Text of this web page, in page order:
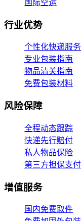
国际空运
行业优势
个性化快递服务
专业包装指南
物品清关指南
免费包装材料
风险保障
全程动态跟踪
快递先行赔付
私人物品保险
第三方担保支付
增值服务
国内免费取件